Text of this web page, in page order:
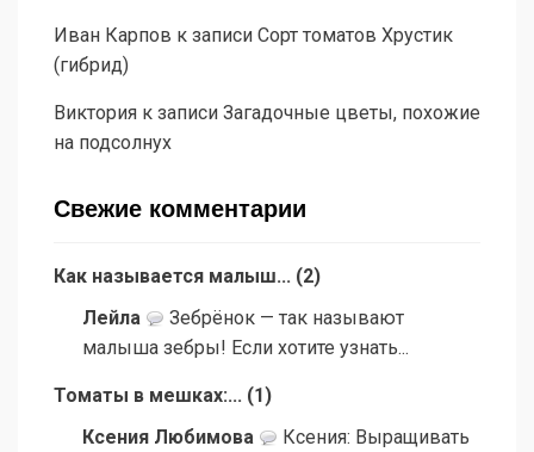
Иван Карпов к записи Сорт томатов Хрустик
(гибрид)
Виктория к записи Загадочные цветы, похожие
на подсолнух
Свежие комментарии
Как называется малыш... (2)
Лейла
Зебрёнок — так называют
малыша зебры! Если хотите узнать...
Томаты в мешках:... (1)
Ксения Любимова
Ксения: Выращивать